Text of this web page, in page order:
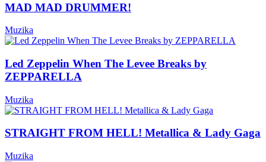
MAD MAD DRUMMER!
Muzika
Led Zeppelin When The Levee Breaks by
ZEPPARELLA
Muzika
STRAIGHT FROM HELL! Metallica & Lady Gaga
Muzika